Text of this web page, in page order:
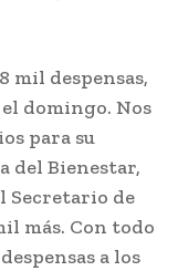
mil despensas,
domingo. Nos
para su
del Bienestar,
Secretario de
más. Con todo
a los